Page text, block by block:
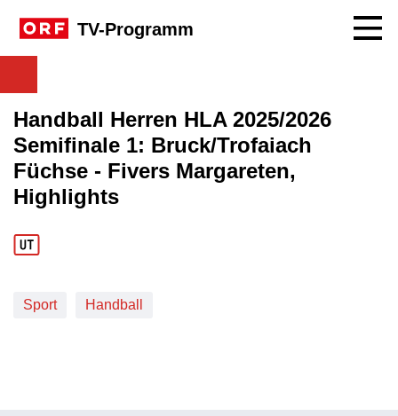
TV-Programm
Handball Herren HLA 2025/2026
Semifinale 1: Bruck/Trofaiach
Füchse - Fivers Margareten,
Highlights
Sport Handball